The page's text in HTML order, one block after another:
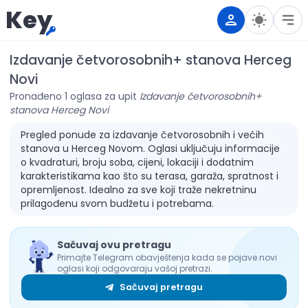
Key
Izdavanje četvorosobnih+ stanova Herceg
Novi
Pronađeno 1 oglasa za upit Izdavanje četvorosobnih+
stanova Herceg Novi
Pregled ponude za izdavanje četvorosobnih i većih
stanova u Herceg Novom. Oglasi uključuju informacije
o kvadraturi, broju soba, cijeni, lokaciji i dodatnim
karakteristikama kao što su terasa, garaža, spratnost i
opremljenost. Idealno za sve koji traže nekretninu
prilagođenu svom budžetu i potrebama.
Sačuvaj ovu pretragu
Primajte Telegram obavještenja kada se pojave novi
oglasi koji odgovaraju vašoj pretrazi.
Sačuvaj pretragu